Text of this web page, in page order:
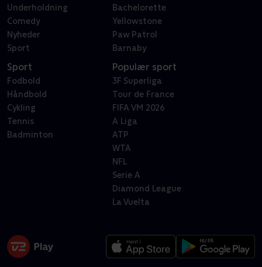
Underholdning
Comedy
Nyheder
Sport
Bachelorette
Yellowstone
Paw Patrol
Barnaby
Sport
Fodbold
Håndbold
Cykling
Tennis
Badminton
Populær sport
3F Superliga
Tour de France
FIFA VM 2026
A Liga
ATP
WTA
NFL
Serie A
Diamond League
La Vuelta